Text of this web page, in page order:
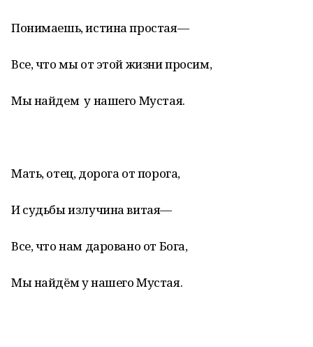
Понимаешь, истина простая—
Все, что мы от этой жизни просим,
Мы найдем у нашего Мустая.
Мать, отец, дорога от порога,
И судьбы излучина витая—
Все, что нам даровано от Бога,
Мы найдём у нашего Мустая.